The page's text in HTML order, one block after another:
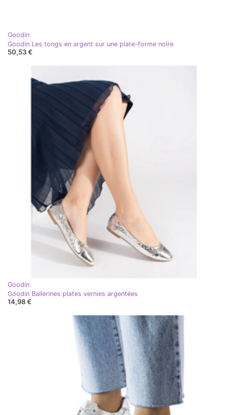
Goodin
Goodin Les tongs en argent sur une plate-forme noire
50,53 €
Goodin
Goodin Ballerines plates vernies argentées
14,98 €